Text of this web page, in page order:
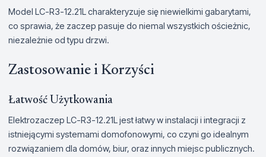
Model LC-R3-12.21L charakteryzuje się niewielkimi gabarytami,
co sprawia, że zaczep pasuje do niemal wszystkich ościeżnic,
niezależnie od typu drzwi.
Zastosowanie i Korzyści
Łatwość Użytkowania
Elektrozaczep LC-R3-12.21L jest łatwy w instalacji i integracji z
istniejącymi systemami domofonowymi, co czyni go idealnym
rozwiązaniem dla domów, biur, oraz innych miejsc publicznych.